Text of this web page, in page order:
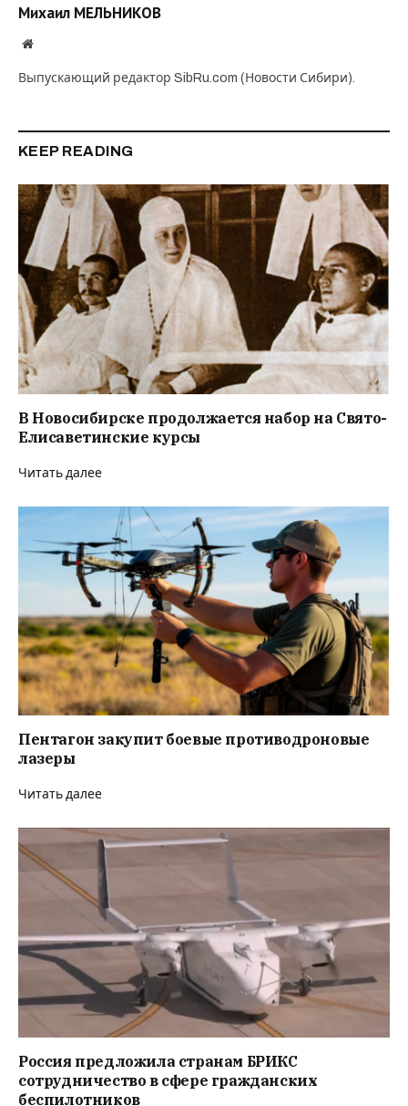
Михаил МЕЛЬНИКОВ
Website
Выпускающий редактор SibRu.com (Новости Сибири).
KEEP READING
В Новосибирске продолжается набор на Свято-
Елисаветинские курсы
Читать далее
Пентагон закупит боевые противодроновые
лазеры
Читать далее
Россия предложила странам БРИКС
сотрудничество в сфере гражданских
беспилотников